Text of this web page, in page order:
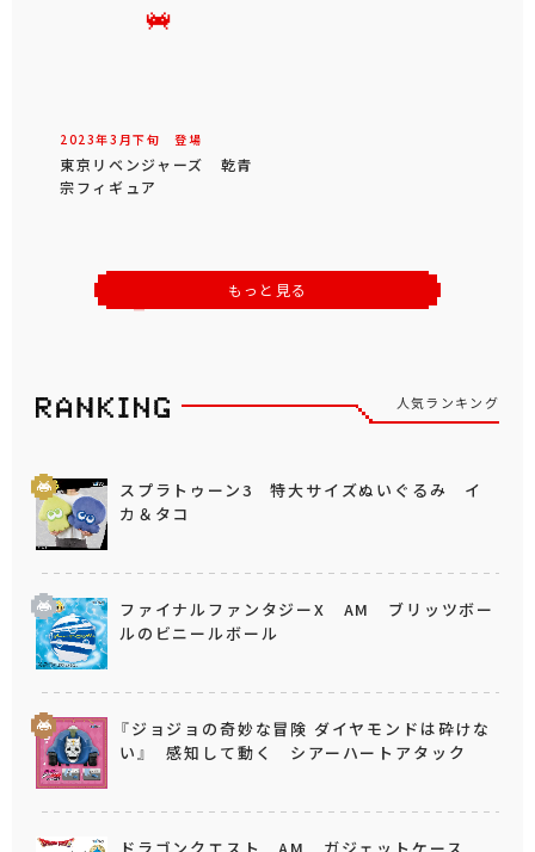
2023年3 月下旬 登場
東京リベンジャーズ 乾青
宗フィギュア
もっと見る
人気ランキング
スプラトゥーン3 特大サイズぬいぐるみ イ
カ＆タコ
ファイナルファンタジーX AM ブリッツボー
ルのビニールボール
『ジョジョの奇妙な冒険 ダイヤモンドは砕けな
い』 感知して動く シアーハートアタック
ドラゴンクエスト AM ガジェットケース